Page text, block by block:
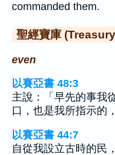
commanded them.
聖經寶庫
even
以賽亞書 48:3
主說：「早先的事我
口，也是我所指示的
以賽亞書 44:7
自從我設立古時的民